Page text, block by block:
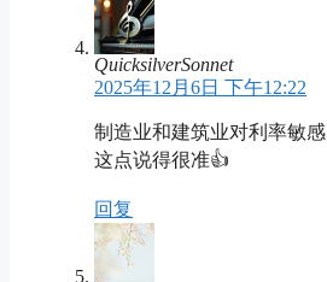
QuicksilverSonnet
2025年12月6日 下午12:22
制造业和建筑业对利率敏感
这点说得很准👍
回复